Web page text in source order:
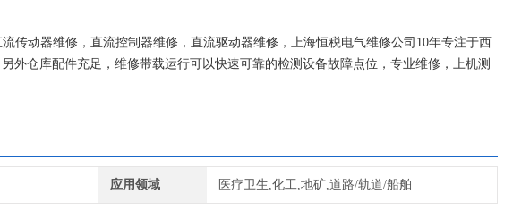
传动器维修，直流控制器维修，直流驱动器维修，上海恒税电气维修公司10年专注于西
外仓库配件充足，维修带载运行可以快速可靠的检测设备故障点位，专业维修，上机测
应用领域 医疗卫生,化工,地矿,道路/轨道/船舶